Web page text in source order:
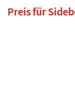
Preis für